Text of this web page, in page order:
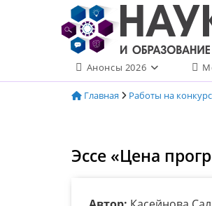
содержимому
Анонсы 2026
Главная Работы на конкурс
Эссе «Цена